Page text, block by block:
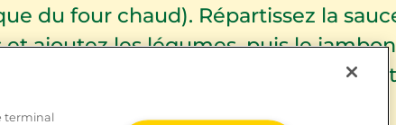
du four chaud). Répartissez la
et ajoutez les légumes, puis le
par-dessus le Leerdammer®
terminal